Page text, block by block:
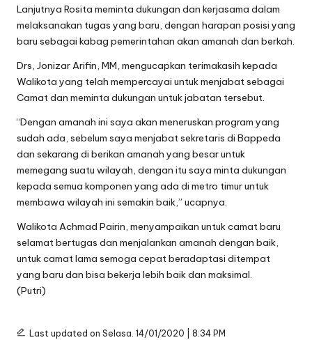
Lanjutnya Rosita meminta dukungan dan kerjasama dalam
melaksanakan tugas yang baru, dengan harapan posisi yang
baru sebagai kabag pemerintahan akan amanah dan berkah.
Drs, Jonizar Arifin, MM, mengucapkan terimakasih kepada
Walikota yang telah mempercayai untuk menjabat sebagai
Camat dan meminta dukungan untuk jabatan tersebut.
“Dengan amanah ini saya akan meneruskan program yang
sudah ada, sebelum saya menjabat sekretaris di Bappeda
dan sekarang di berikan amanah yang besar untuk
memegang suatu wilayah, dengan itu saya minta dukungan
kepada semua komponen yang ada di metro timur untuk
membawa wilayah ini semakin baik,” ucapnya.
Walikota Achmad Pairin, menyampaikan untuk camat baru
selamat bertugas dan menjalankan amanah dengan baik,
untuk camat lama semoga cepat beradaptasi ditempat
yang baru dan bisa bekerja lebih baik dan maksimal.
(Putri)
Last updated on Selasa. 14/01/2020 | 8:34 PM